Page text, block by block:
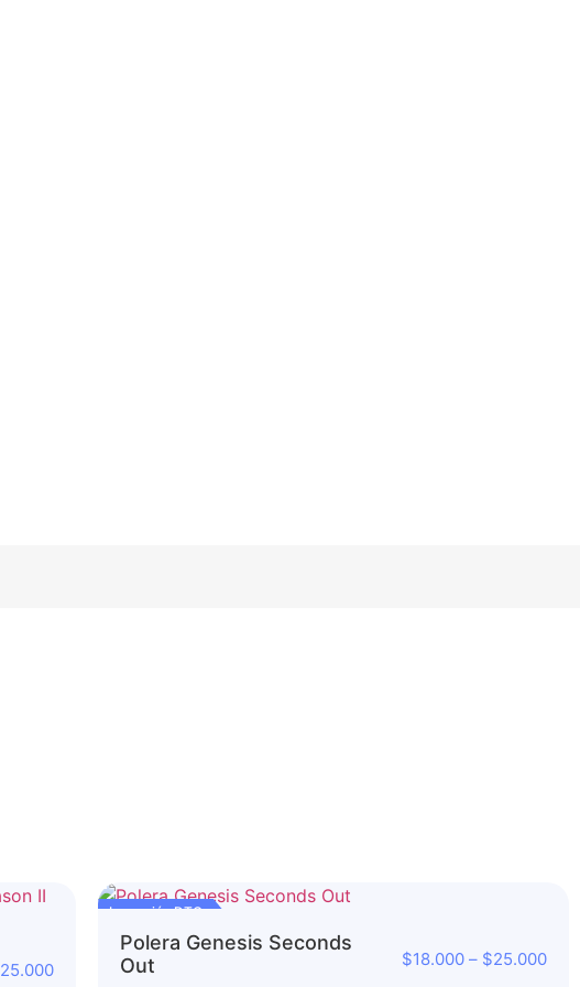
25.000
Impresión DTG
Polera Genesis Seconds
Out
$18.000 – $25.000